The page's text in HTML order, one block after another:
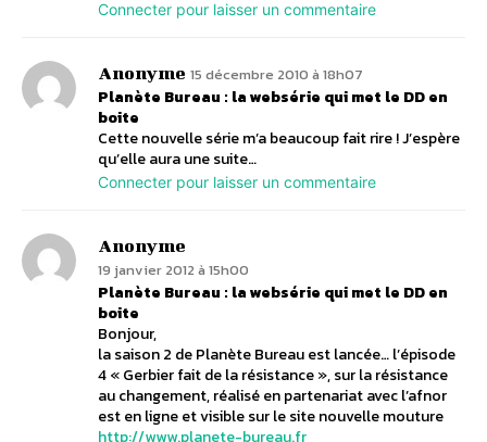
Connecter pour laisser un commentaire
Anonyme 15 décembre 2010 à 18h07
Planète Bureau : la websérie qui met le DD en
boite
Cette nouvelle série m’a beaucoup fait rire ! J’espère
qu’elle aura une suite…
Connecter pour laisser un commentaire
Anonyme
19 janvier 2012 à 15h00
Planète Bureau : la websérie qui met le DD en
boite
Bonjour,
la saison 2 de Planète Bureau est lancée… l’épisode
4 « Gerbier fait de la résistance », sur la résistance
au changement, réalisé en partenariat avec l’afnor
est en ligne et visible sur le site nouvelle mouture